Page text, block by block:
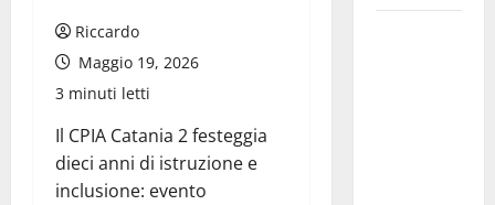
Riccardo
Maggio 19, 2026
3 minuti letti
Il CPIA Catania 2 festeggia
dieci anni di istruzione e
inclusione: evento